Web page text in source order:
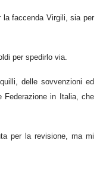
faccenda Virgili, sia per
per spedirlo via.
delle sovvenzioni ed
Federazione in Italia, che
per la revisione, ma mi